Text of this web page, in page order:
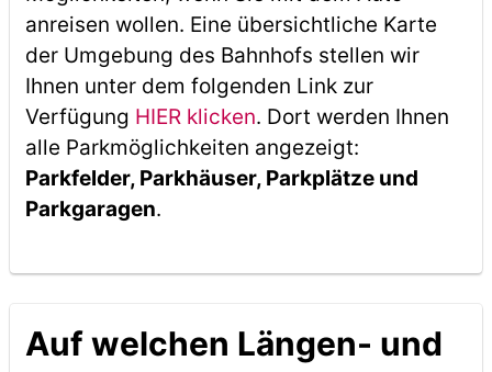
anreisen wollen. Eine übersichtliche Karte
der Umgebung des Bahnhofs stellen wir
Ihnen unter dem folgenden Link zur
Verfügung HIER klicken. Dort werden Ihnen
alle Parkmöglichkeiten angezeigt:
Parkfelder, Parkhäuser, Parkplätze und
Parkgaragen.
Auf welchen Längen- und